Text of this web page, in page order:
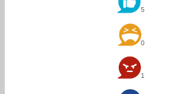
5
0
1